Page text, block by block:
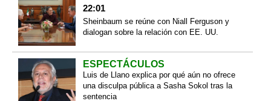
22:01
Sheinbaum se reúne con Niall Ferguson y
dialogan sobre la relación con EE. UU.
ESPECTÁCULOS
Luis de Llano explica por qué aún no ofrece
una disculpa pública a Sasha Sokol tras la
sentencia